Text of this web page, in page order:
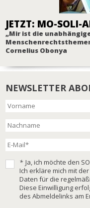
JETZT: MO-SOLI-
„Mir ist die
Cornelius Obonya
NEWSLETTER
* Ja, ich möchte den
Ich erkläre mich mit
Daten für die
Diese Einwilligung
des Abmeldelinks am